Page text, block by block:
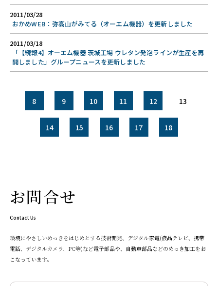
2011/03/28
おかめWEB：弥高山がみてる（オーエム機器）を更新しました
2011/03/18
「【続報4】オーエム機器 茨城工場 ウレタン発泡ラインが生産を再
開しました」グループニュースを更新しました
8 9 10 11 12 13
14 15 16 17 18
お問合せ
Contact Us
環境にやさしいめっきをはじめとする技術開発、デジタル家電(液晶テレビ、携帯
電話、デジタルカメラ、PC等)など電子部品や、自動車部品などのめっき加工をお
こなっています。